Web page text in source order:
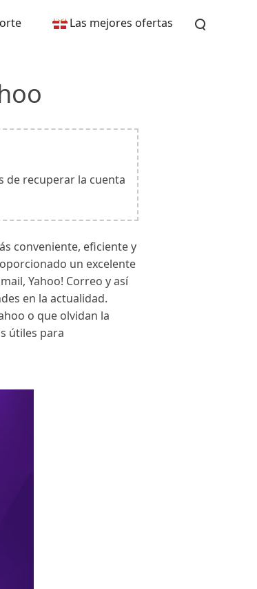
Las mejores ofertas
de recuperar la cuenta
conveniente, eficiente y
un excelente
Yahoo! Correo y así
en la actualidad.
o que olvidan la
útiles para